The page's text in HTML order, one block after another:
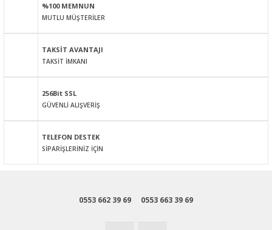
Ürün bilgilerinde hatalar bulunuyor.
Bu ürüne benzer farklı alternatifler olmalı.
%100 MEMNUN
MUTLU MÜŞTERİLER
TAKSİT AVANTAJI
TAKSİT İMKANI
256Bit SSL
GÜVENLİ ALIŞVERİŞ
TELEFON DESTEK
SİPARİŞLERİNİZ İÇİN
0553 662 39 69 0553 663 39 69